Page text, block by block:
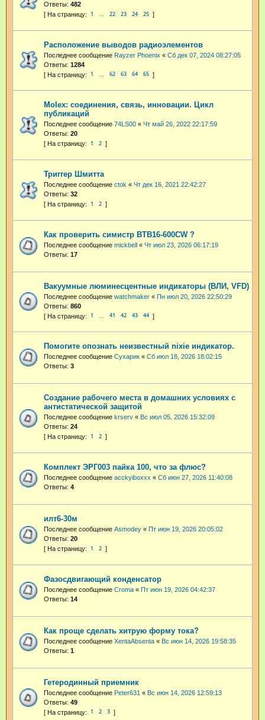
Ответы: 482
1 … 22 23 24 25
Расположение выводов радиоэлементов
Последнее сообщение Rayzer Phoenix « Сб дек 07, 2024 08:27:05
Ответы: 1284
1 62 63 64 65
Molex: соединения, связь, инновации. Цикл
публикаций
Последнее сообщение 74LS00 « Чт май 26, 2022 22:17:59
Ответы: 20
1 2
Триггер Шмитта
Последнее сообщение ctok « Чт дек 16, 2021 22:42:27
Ответы: 32
1 2
Как проверить симистр BTB16-600CW ?
Последнее сообщение mickbell « Чт июл 23, 2026 06:17:19
Ответы: 17
Вакуумные люминесцентные индикаторы (ВЛИ, VFD)
Последнее сообщение watchmaker « Пн июл 20, 2026 22:50:29
Ответы: 860
1 41 42 43 44
Помогите опознать неизвестный nixie индикатор.
Последнее сообщение Сухарик « Сб июл 18, 2026 18:02:15
Ответы: 3
Cоздание рабочего места в домашних условиях с
антистатической защитой
Последнее сообщение krserv « Вс июл 05, 2026 15:32:09
Ответы: 24
1 2
Комплект ЭРГ003 пайка 100, что за флюс?
Последнее сообщение acckyiboxxx « Сб июн 27, 2026 11:40:08
Ответы: 4
илт6-30м
Последнее сообщение Asmodey « Пт июн 19, 2026 20:05:02
Ответы: 20
1 2
Фазосдвигающий конденсатор
Последнее сообщение Croma « Пт июн 19, 2026 04:42:37
Ответы: 14
Как проще сделать хитрую форму тока?
Последнее сообщение XentaAbsenta « Вс июн 14, 2026 19:58:35
Ответы: 1
Гетеродинный приемник
Последнее сообщение Peter631 « Вс июн 14, 2026 12:59:13
Ответы: 49
1 2 3